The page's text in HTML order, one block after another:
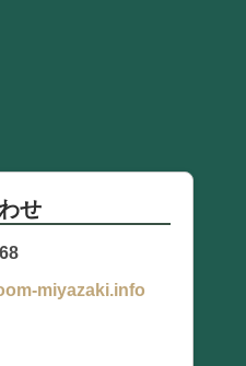
せ
miyazaki.info